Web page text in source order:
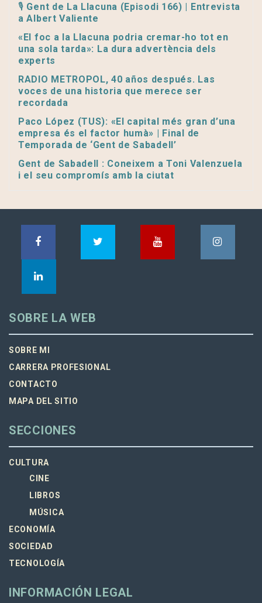
🎙️ Gent de La Llacuna (Episodi 166) | Entrevista
a Albert Valiente
«El foc a la Llacuna podria cremar-ho tot en
una sola tarda»: La dura advertència dels
experts
RADIO METROPOL, 40 años después. Las
voces de una historia que merece ser
recordada
Paco López (TUS): «El capital més gran d’una
empresa és el factor humà» | Final de
Temporada de ‘Gent de Sabadell’
Gent de Sabadell : Coneixem a Toni Valenzuela
i el seu compromís amb la ciutat
SOBRE LA WEB
SOBRE MI
CARRERA PROFESIONAL
CONTACTO
MAPA DEL SITIO
SECCIONES
CULTURA
CINE
LIBROS
MÚSICA
ECONOMÍA
SOCIEDAD
TECNOLOGÍA
INFORMACIÓN LEGAL